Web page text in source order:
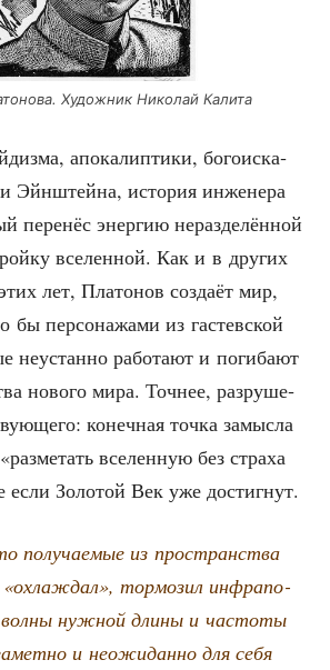
Худож­ник Нико­лай Калита
апо­ка­лип­ти­ки, бого­ис­ка­
Эйн­штей­на, исто­рия инже­не­ра
пере­нёс энер­гию нераз­де­лён­ной
все­лен­ной. Как и в дру­гих
лет, Пла­то­нов созда­ёт мир,
бы пер­со­на­жа­ми из гастев­ской
неустан­но рабо­та­ют и поги­ба­ют
ново­го мира. Точ­нее, раз­ру­ше­
конеч­ная точ­ка замыс­ла
все­лен­ную без стра­ха
Золо­той Век уже достигнут.
полу­ча­е­мые из про­стран­ства
«охла­ждал», тор­мо­зил инфра­по­
вол­ны нуж­ной дли­ны и часто­ты
и неожи­дан­но для себя